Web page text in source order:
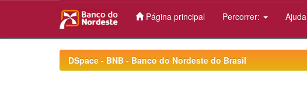
Página principal Percorrer: Ajuda
DSpace - BNB - Banco do Nordeste do Brasil